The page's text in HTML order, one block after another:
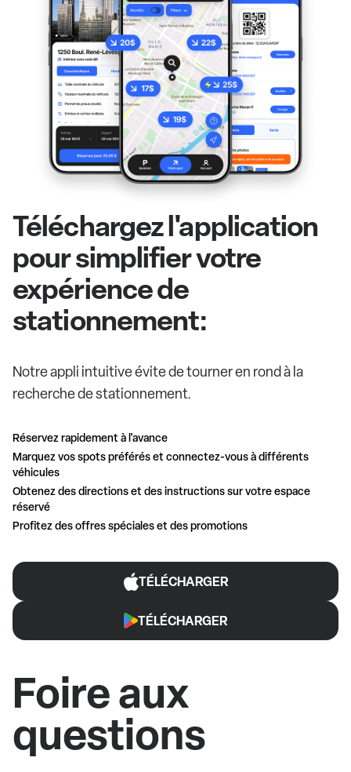
Téléchargez l'application
pour simplifier votre
expérience de
stationnement:
Notre appli intuitive évite de tourner en rond à la
recherche de stationnement.
Réservez rapidement à l'avance
Marquez vos spots préférés et connectez-vous à différents
véhicules
Obtenez des directions et des instructions sur votre espace
réservé
Profitez des offres spéciales et des promotions
TÉLÉCHARGER
TÉLÉCHARGER
Foire aux
questions